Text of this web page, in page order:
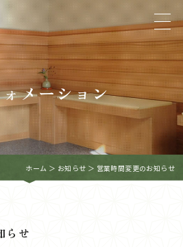
メーション
ホーム ＞ お知らせ ＞ 営業時間変更のお知らせ
らせ